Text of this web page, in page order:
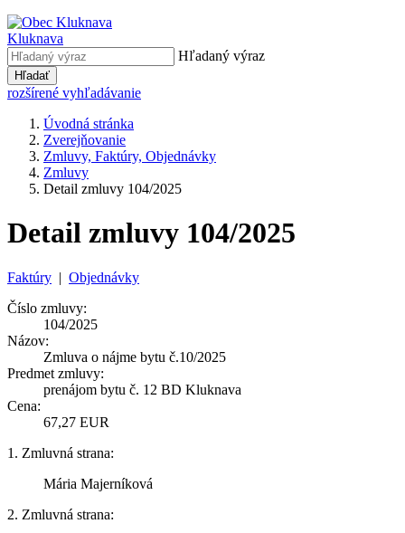
Kluknava
Hľadaný výraz
Hľadať
rozšírené vyhľadávanie
Úvodná stránka
Zverejňovanie
Zmluvy, Faktúry, Objednávky
Zmluvy
Detail zmluvy 104/2025
Detail zmluvy 104/2025
Faktúry | Objednávky
Číslo zmluvy:
104/2025
Názov:
Zmluva o nájme bytu č.10/2025
Predmet zmluvy:
prenájom bytu č. 12 BD Kluknava
Cena:
67,27 EUR
1. Zmluvná strana:
Mária Majerníková
2. Zmluvná strana: